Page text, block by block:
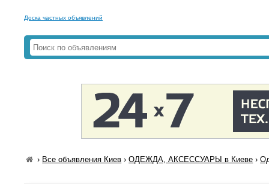
Доска частных объявлений
› Все объявления Киев ›ОДЕЖДА, АКСЕССУАРЫ в Киеве ›